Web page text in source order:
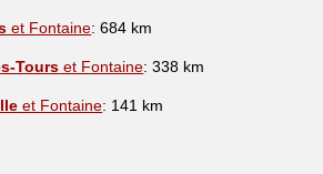
et Fontaine: 684 km
Tours et Fontaine: 338 km
et Fontaine: 141 km